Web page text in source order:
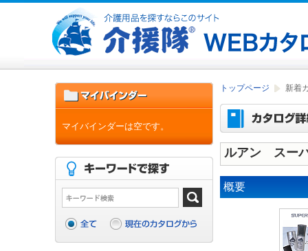
トップページ 新着
ルアン スー
概要
マイバインダーは空です。